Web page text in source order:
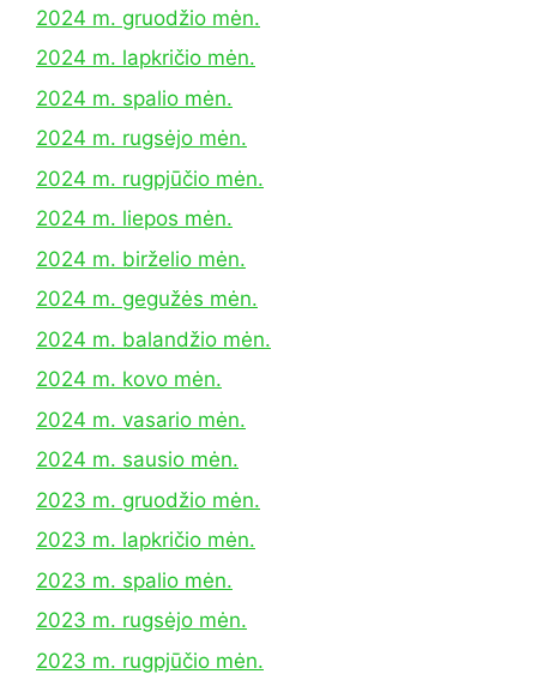
2024 m. gruodžio mėn.
2024 m. lapkričio mėn.
2024 m. spalio mėn.
2024 m. rugsėjo mėn.
2024 m. rugpjūčio mėn.
2024 m. liepos mėn.
2024 m. birželio mėn.
2024 m. gegužės mėn.
2024 m. balandžio mėn.
2024 m. kovo mėn.
2024 m. vasario mėn.
2024 m. sausio mėn.
2023 m. gruodžio mėn.
2023 m. lapkričio mėn.
2023 m. spalio mėn.
2023 m. rugsėjo mėn.
2023 m. rugpjūčio mėn.